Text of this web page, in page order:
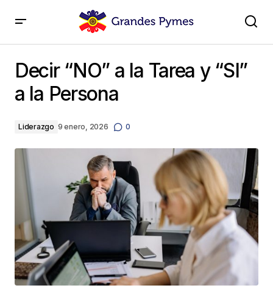
Decir “NO” a la Tarea y “SI”
a la Persona
Liderazgo 9 enero, 2026 0